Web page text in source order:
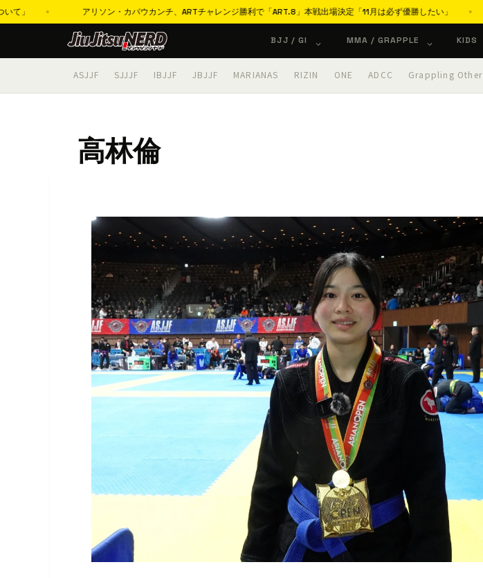
」 アリソン・カバウカンチ、ARTチャレンジ勝利で「ART.8」本戦出場決定「11月は必ず優勝したい」
BJJ / GI MMA / GRAPPLE KIDS
ASJJF SJJJF IBJJF JBJJF MARIANAS RIZIN ONE ADCC Grappling Other
高林倫